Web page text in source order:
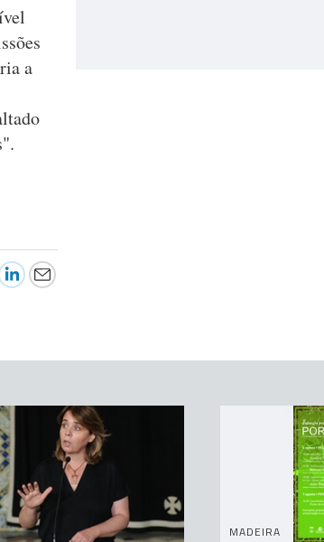
a
MADEIRA